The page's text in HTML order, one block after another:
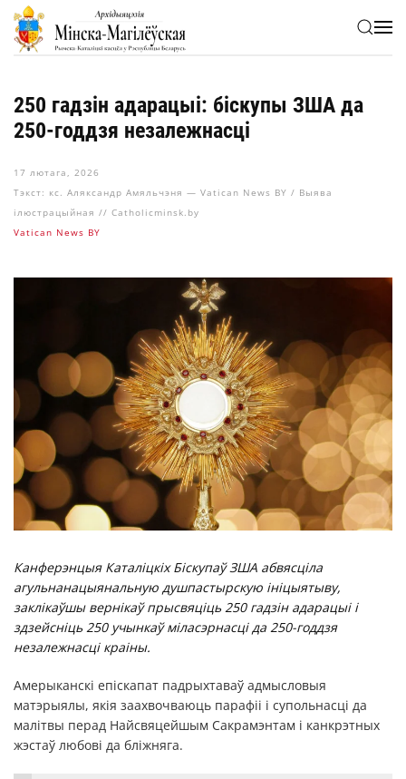
Skip to main content
250 гадзін адарацыі: біскупы ЗША да
250-годдзя незалежнасці
17 лютага, 2026
Тэкст: кс. Аляксандр Амяльчэня — Vatican News BY / Выява
ілюстрацыйная // Catholicminsk.by
Vatican News BY
Канферэнцыя Каталіцкіх Біскупаў ЗША абвясціла
агульнанацыянальную душпастырскую ініцыятыву,
заклікаўшы вернікаў прысвяціць 250 гадзін адарацыі і
здзейсніць 250 учынкаў міласэрнасці да 250-годдзя
незалежнасці краіны.
Амерыканскі епіскапат падрыхтаваў адмысловыя
матэрыялы, якія заахвочваюць парафіі і супольнасці да
малітвы перад Найсвяцейшым Сакрамэнтам і канкрэтных
жэстаў любові да бліжняга.